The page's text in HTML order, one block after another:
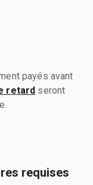
payés avant
retard seront
requises